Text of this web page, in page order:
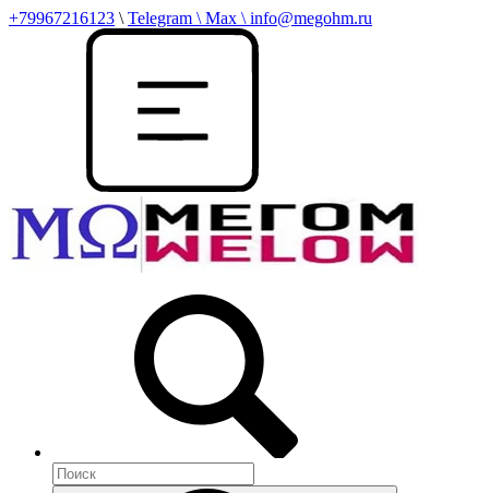
+79967216123 \ Telegram \ Max \ info@megohm.ru